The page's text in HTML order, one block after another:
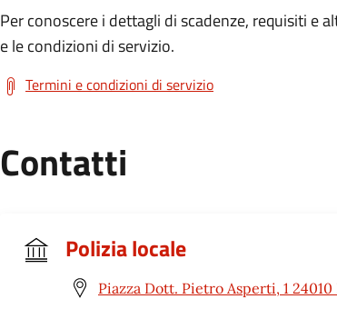
Per conoscere i dettagli di scadenze, requisiti e
e le condizioni di servizio.
Termini e condizioni di servizio
Contatti
Polizia locale
Piazza Dott. Pietro Asperti, 1